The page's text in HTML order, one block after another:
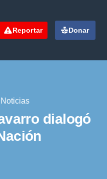
Reportar Donar
Noticias
dialogó